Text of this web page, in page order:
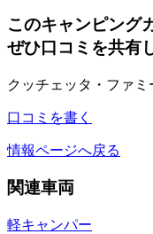
このキャンピング
ぜひ口コミを共有
クッチェッタ・ファミ
口コミを書く
情報ページへ戻る
関連車両
軽キャンパー